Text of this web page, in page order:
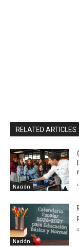
RELATED ARTICLES
Nación
Nación